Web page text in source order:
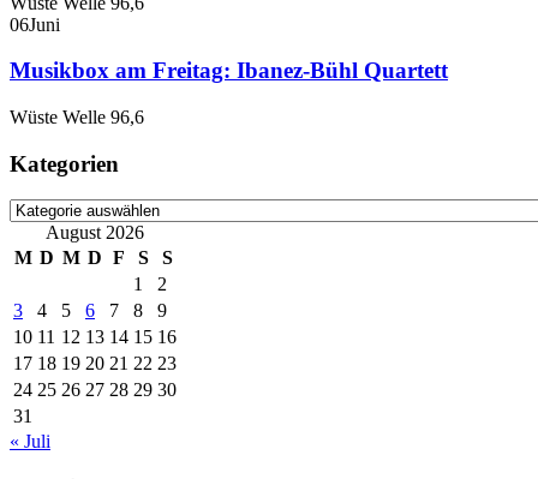
06Juni
Musikbox am Freitag: Ibanez-Bühl Quartett
Wüste Welle 96,6
Kategorien
Kategorien
August 2026
M D M D F S
S
1
2
3
4 5 6 7 8
9
10 11 12 13 14 15 16
17 18 19 20 21 22 23
24 25 26 27 28 29 30
31
« Juli